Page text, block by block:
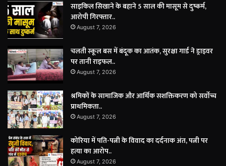
साइकिल सिखाने के बहाने 5 साल की मासूम से दुष्कर्म,
आरोपी गिरफ्तार..
August 7, 2026
चलती स्कूल बस में बंदूक का आतंक, सुरक्षा गार्ड ने ड्राइवर
पर तानी राइफल..
August 7, 2026
श्रमिकों के सामाजिक और आर्थिक सशक्तिकरण को सर्वाेच्च
प्राथमिकता..
August 7, 2026
कोरिया में पति-पत्नी के विवाद का दर्दनाक अंत, पत्नी पर
हत्या का आरोप..
August 7, 2026